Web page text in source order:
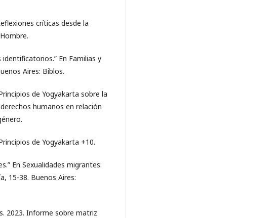
críticas desde la
En Familias y
Aires: Biblos.
de Yogyakarta sobre la
humanos en relación
de Yogyakarta +10.
En Sexualidades migrantes:
15-38. Buenos Aires:
2023. Informe sobre matriz